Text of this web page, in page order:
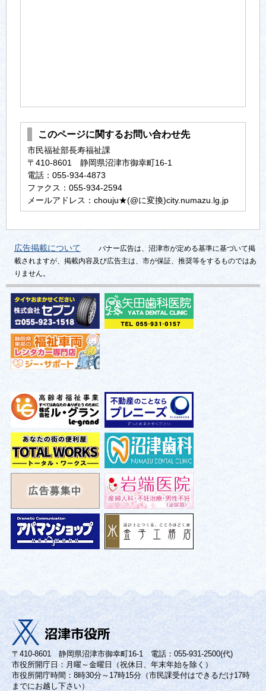
このページに関するお問い合わせ先
市民福祉部長寿福祉課
〒410-8601 静岡県沼津市御幸町16-1
電話：055-934-4873
ファクス：055-934-2594
メールアドレス：chouju★(@に変換)city.numazu.lg.jp
広告掲載について
バナー広告は、沼津市が定める基準に基づいて掲
載されますが、掲載内容及び広告主は、市が保証、推奨等をするものではあ
りません。
〒410-8601 静岡県沼津市御幸町16-1 電話：055-931-2500(代)
市役所開庁日：月曜～金曜日（祝休日、年末年始を除く）
市役所開庁時間：8時30分～17時15分（市民課受付はできるだけ17時
までにお越し下さい）